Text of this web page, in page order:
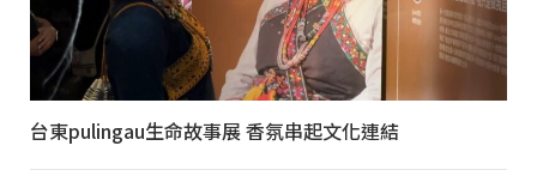
台東pulingau生命故事展 香氛串起文化連結